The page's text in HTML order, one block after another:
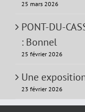
25 mars 2026
PONT-DU-
: Bonnel
25 février 2026
Une
23 février 2026